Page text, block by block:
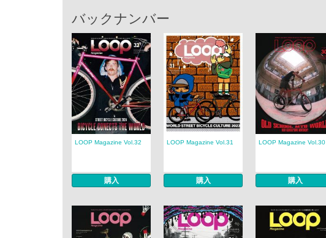
バックナンバー
LOOP Magazine Vol.32
購入
LOOP Magazine Vol.31
購入
LOOP Magazine Vol.30
購入